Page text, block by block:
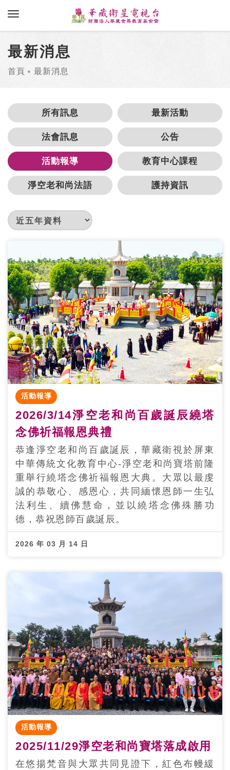
toggle navigation
最新消息
首頁 最新消息
所有訊息 最新活動
法會訊息 公告
活動報導 教育中心課程
淨空老和尚法語 護持資訊
活動報導
2026/3/14淨空老和尚百歲誕辰繞塔
念佛祈福報恩典禮
恭逢淨空老和尚百歲誕辰，華藏衛視於屏東
中華傳統文化教育中心-淨空老和尚寶塔前隆
重舉行繞塔念佛祈福報恩大典。大眾以最虔
誠的恭敬心、感恩心，共同緬懷恩師一生弘
法利生、續佛慧命，並以繞塔念佛殊勝功
德，恭祝恩師百歲誕辰。
2026 年 03 月 14 日
活動報導
2025/11/29淨空老和尚寶塔落成啟用
在悠揚梵音與大眾共同見證下，紅色布幔緩